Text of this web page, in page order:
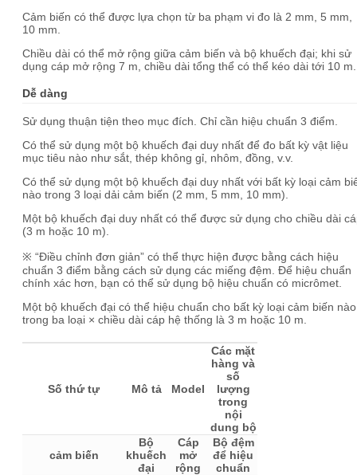
Cảm biến có thể được lựa chọn từ ba phạm vi đo là 2 mm, 5 mm,
10 mm.
Chiều dài có thể mở rộng giữa cảm biến và bộ khuếch đại; khi sử
dụng cáp mở rộng 7 m, chiều dài tổng thể có thể kéo dài tới 10 m.
Dễ dàng
Sử dụng thuận tiện theo mục đích. Chỉ cần hiệu chuẩn 3 điểm.
Có thể sử dụng một bộ khuếch đại duy nhất để đo bất kỳ vật liệu
mục tiêu nào như sắt, thép không gỉ, nhôm, đồng, v.v.
Có thể sử dụng một bộ khuếch đại duy nhất với bất kỳ loại cảm
nào trong 3 loại dải cảm biến (2 mm, 5 mm, 10 mm).
Một bộ khuếch đại duy nhất có thể được sử dụng cho chiều dài
(3 m hoặc 10 m).
※ “Điều chỉnh đơn giản” có thể thực hiện được bằng cách hiệu
chuẩn 3 điểm bằng cách sử dụng các miếng đệm. Để hiệu chuẩn
chính xác hơn, bạn có thể sử dụng bộ hiệu chuẩn có micrômet.
Một bộ khuếch đại có thể hiệu chuẩn cho bất kỳ loại cảm biến nào
trong ba loại × chiều dài cáp hệ thống là 3 m hoặc 10 m.
Số thứ tự Mô tả Model
Các mặt
hàng và
số
lượng
trong
nội
dung bộ
cảm biến
Bộ
khuếch
đại
Cáp
mở
rộng
Bộ đệm
để hiệu
chuẩn